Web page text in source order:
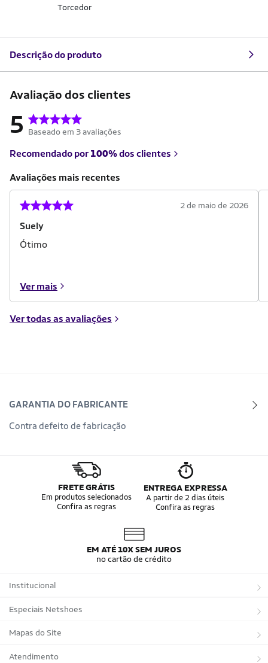
Torcedor
Descrição do produto
Avaliação dos clientes
5 Baseado em 3 avaliações
Recomendado por 100%dos clientes
Avaliações mais recentes
Suely
2 de maio de 2026
Ótimo
Ver mais
Ver todas as avaliações
GARANTIA DO FABRICANTE
Contra defeito de fabricação
FRETE GRÁTIS
Em produtos selecionados
Confira as regras
ENTREGA EXPRESSA
A partir de 2 dias úteis
Confira as regras
EM ATÉ 10X SEM JUROS
no cartão de crédito
Institucional
Sobre a Netshoes
Política de Privacidade
Programa de Afiliados
Especiais Netshoes
Suplementos
Corrida
Mapas do Site
Marcas
Atendimento